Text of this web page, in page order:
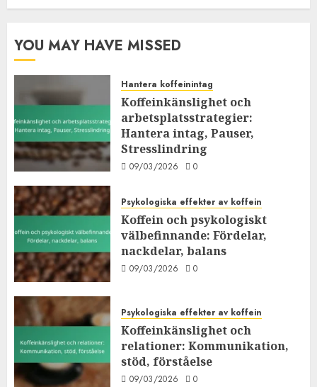
YOU MAY HAVE MISSED
Hantera koffeinintag
Koffeinkänslighet och
arbetsplatsstrategier:
Hantera intag, Pauser,
Stresslindring
09/03/2026 0
Psykologiska effekter av koffein
Koffein och psykologiskt
välbefinnande: Fördelar,
nackdelar, balans
09/03/2026 0
Psykologiska effekter av koffein
Koffeinkänslighet och
relationer: Kommunikation,
stöd, förståelse
09/03/2026 0